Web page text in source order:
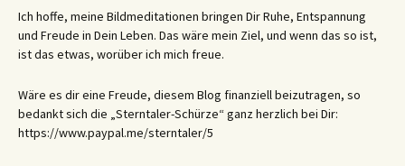
Ich hoffe, meine Bildmeditationen bringen Dir Ruhe, Entspannung
und Freude in Dein Leben. Das wäre mein Ziel, und wenn das so ist,
ist das etwas, worüber ich mich freue.
Wäre es dir eine Freude, diesem Blog finanziell beizutragen, so
bedankt sich die „Sterntaler-Schürze“ ganz herzlich bei Dir:
https://www.paypal.me/sterntaler/5